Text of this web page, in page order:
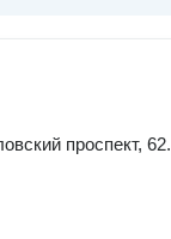
проспект, 62.